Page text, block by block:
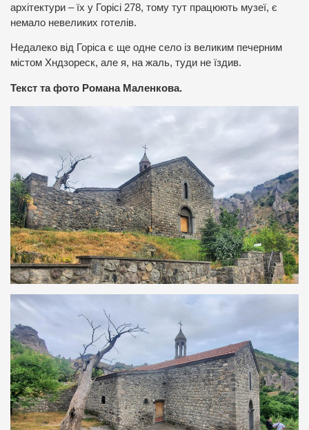
архітектури – їх у Горісі 278, тому тут працюють музеї, є
немало невеликих готелів.
Недалеко від Горіса є ще одне село із великим печерним
містом Хндзореск, але я, на жаль, туди не їздив.
Текст та фото Романа Маленкова.